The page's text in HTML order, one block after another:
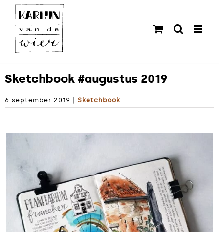
naar
inhoud
Sketchbook #augustus 2019
6 september 2019 Sketchbook